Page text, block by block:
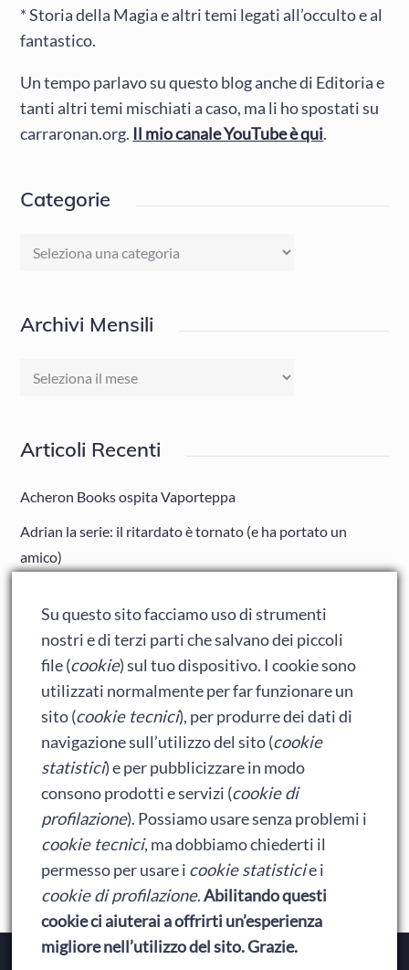
* Storia della Magia e altri temi legati all’occulto e al
fantastico.
Un tempo parlavo su questo blog anche di Editoria e
tanti altri temi mischiati a caso, ma li ho spostati su
carraronan.org. Il mio canale YouTube è qui.
Categorie
Categorie
Archivi Mensili
Archivi
Articoli Recenti
Acheron Books ospita Vaporteppa
Adrian la serie: il ritardato è tornato (e ha portato un
amico)
Ralph spacca Internet: analisi del film
Bumblebee: un buon film dei Transformers
Meta
Accedi
Feed dei contenuti
Feed dei commenti
WordPress.org
Su questo sito facciamo uso di strumenti
nostri e di terzi parti che salvano dei piccoli
file (cookie) sul tuo dispositivo. I cookie sono
utilizzati normalmente per far funzionare un
sito (cookie tecnici), per produrre dei dati di
navigazione sull’utilizzo del sito (cookie
statistici) e per pubblicizzare in modo
consono prodotti e servizi (cookie di
profilazione). Possiamo usare senza problemi i
cookie tecnici, ma dobbiamo chiederti il
permesso per usare i cookie statisticie i
cookie di profilazione.Abilitando questi
cookie ci aiuterai a offrirti un’esperienza
migliore nell’utilizzo del sito. Grazie.